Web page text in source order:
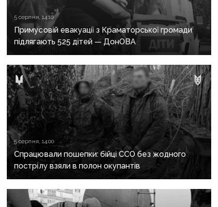
5 серпня, 14:10
Примусовій евакуації з Краматорської громади
підлягають 525 дітей — ДонОВА
5 серпня, 14:00
Спрацювали пошепки: бійці ССО без жодного
пострілу взяли в полон окупантів